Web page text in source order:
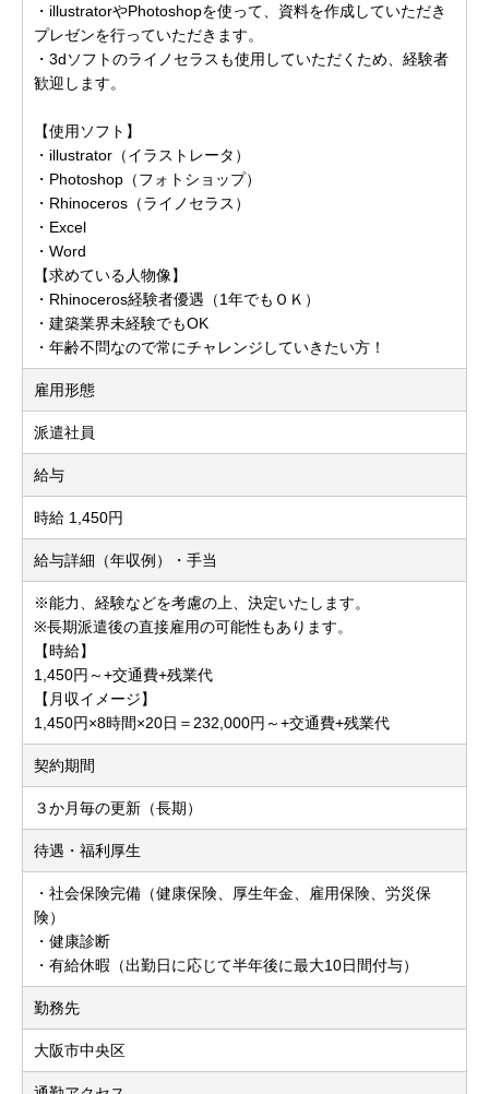
・illustratorやPhotoshopを使って、資料を作成していただき
プレゼンを行っていただきます。
・3dソフトのライノセラスも使用していただくため、経験者
歓迎します。
【使用ソフト】
・illustrator（イラストレータ）
・Photoshop（フォトショップ）
・Rhinoceros（ライノセラス）
・Excel
・Word
【求めている人物像】
・Rhinoceros経験者優遇（1年でもＯＫ）
・建築業界未経験でもOK
・年齢不問なので常にチャレンジしていきたい方！
雇用形態
派遣社員
給与
時給 1,450円
給与詳細（年収例）・手当
※能力、経験などを考慮の上、決定いたします。
※長期派遣後の直接雇用の可能性もあります。
【時給】
1,450円～+交通費+残業代
【月収イメージ】
1,450円×8時間×20日＝232,000円～+交通費+残業代
契約期間
３か月毎の更新（長期）
待遇・福利厚生
・社会保険完備（健康保険、厚生年金、雇用保険、労災保
険）
・健康診断
・有給休暇（出勤日に応じて半年後に最大10日間付与）
勤務先
大阪市中央区